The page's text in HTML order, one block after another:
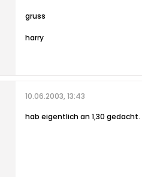
gruss
harry
10.06.2003, 13:43
hab eigentlich an 1,30 gedacht.